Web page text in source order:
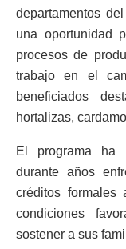
departamentos
una oportunidad
procesos de
trabajo en el
beneficiados
hortalizas,
El programa ha
durante años
créditos formales
condiciones
sostener a sus